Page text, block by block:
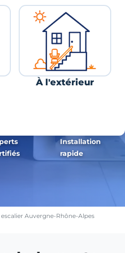
À l'extérieur
Installation
rapide
Auvergne-Rhône-Alpes